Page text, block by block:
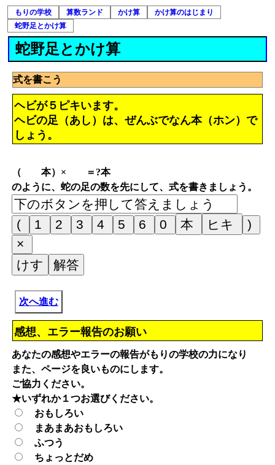
もりの学校 算数ランド かけ算
かけ算のはじまり
蛇野足とかけ算
蛇野足とかけ算
式を書こう
ヘビが５ピキいます。
ヘビの足（あし）は、ぜんぶでなん本（ホン）で
しょう。
（ 本）× ＝?本
のように、蛇の足の数を先にして、式を書きましょう。
次へ進む
感想、エラー報告のお願い
あなたの感想やエラーの報告がもりの学校の力になり
また、ページを良いものにします。
ご協力ください。
★いずれか１つお選びください。
おもしろい
まあまあおもしろい
ふつう
ちょっとだめ